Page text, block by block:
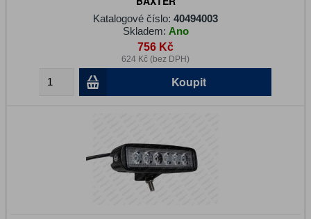
Katalogové číslo: 40494003
Skladem: Ano
756 Kč
624 Kč (bez DPH)
Koupit